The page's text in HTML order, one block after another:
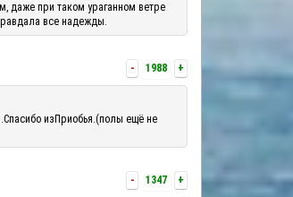
даже при таком ураганном ветре
все надежды.
- 1988 +
изПриобья.(полы ещё не
- 1347 +